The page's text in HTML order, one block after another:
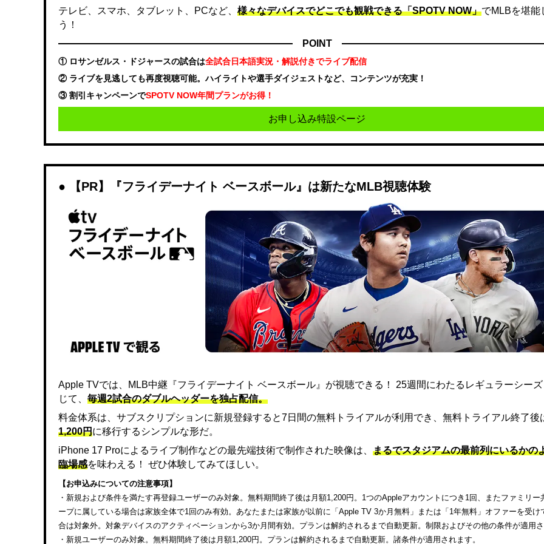
テレビ、スマホ、タブレット、PCなど、 様々なデバイスでどこでも観戦できる「SPOTV NOW」でMLBを堪能
う！
POINT
① ロサンゼルス・ドジャースの試合は全試合日本語実況・解説付きでライブ配信
② ライブを見逃しても再度視聴可能。ハイライトや選手ダイジェストなど、コンテンツが充実！
③ 割引キャンペーンでSPOTV NOW年間プランがお得！
お申し込み特設ページ
【PR】『フライデーナイト ベースボール』は新たなMLB視聴体験
Apple TVでは、MLB中継『フライデーナイト ベースボール』が視聴できる！ 25週間にわたるレギュラーシー
じて、 毎週2試合のダブルヘッダーを独占配信。
料金体系は、サブスクリプションに新規登録すると7日間の無料トライアルが利用でき、無料トライアル終了後
1,200円に移行するシンプルな形だ。
iPhone 17 Proによるライブ制作などの最先端技術で制作された映像は、 まるでスタジアムの最前列にいるかの
臨場感を味わえる！ ぜひ体験してみてほしい。
【お申込みについての注意事項】
・新規および条件を満たす再登録ユーザーのみ対象。無料期間終了後は月額1,200円。1つのAppleアカウントにつき1回、またファミリー
ープに属している場合は家族全体で1回のみ有効。あなたまたは家族が以前に「Apple TV 3か月無料」または「1年無料」オファーを受け
合は対象外。対象デバイスのアクティベーションから3か月間有効。プランは解約されるまで自動更新。制限およびその他の条件が適用
・新規ユーザーのみ対象。無料期間終了後は月額1,200円。プランは解約されるまで自動更新。諸条件が適用されます。